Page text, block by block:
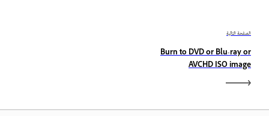
الصفحة التالية
Burn to DVD or Blu-ray or
AVCHD ISO image